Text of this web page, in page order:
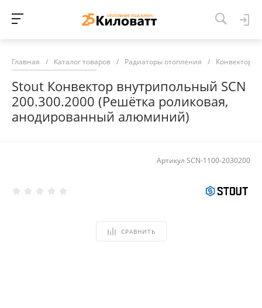
Главная / Каталог товаров / Радиаторы отопления / Конвекторы
Stout Конвектор внутрипольный SCN
200.300.2000 (Решётка роликовая,
анодированный алюминий)
Артикул SCN-1100-2030200
СРАВНИТЬ